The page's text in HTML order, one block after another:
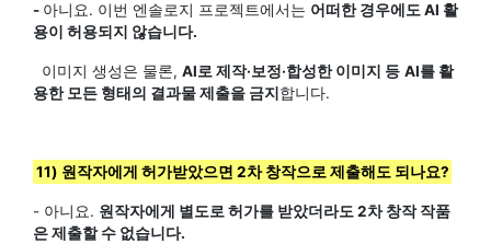
- 아니요. 이번 엔솔로지 프로젝트에서는 어떠한 경우에도 AI 활
용이 허용되지 않습니다.
이미지 생성은 물론, AI로 제작·보정·합성한 이미지 등 AI를 활
용한 모든 형태의 결과물 제출을 금지 합니다.
11) 원작자에게 허가받았으면 2차 창작으로 제출해도 되나요?
- 아니요. 원작자에게 별도로 허가를 받았더라도 2차 창작 작품
은 제출할 수 없습니다.